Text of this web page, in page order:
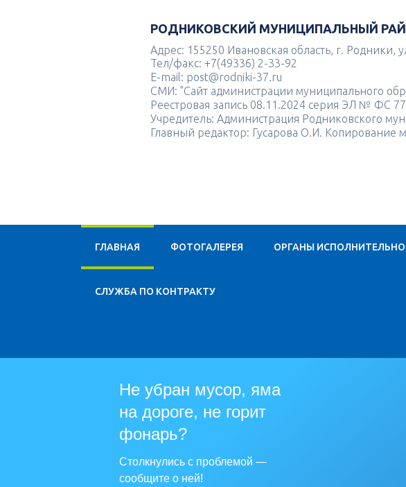
РОДНИКОВСКИЙ МУНИЦИПАЛЬНЫЙ
Адрес: 155250 Ивановская область, г. Родники,
Тел/факс: +7(49336) 2-33-92
E-mail: post@rodniki-37.ru
СМИ: "Сайт администрации муниципального
Реестровая запись 08.11.2024 серия ЭЛ № ФС
Учредитель: Администрация Родниковского
Главный редактор: Гусарова О.И. Копирование
ГЛАВНАЯ ФОТОГАЛЕРЕЯ ОРГАНЫ
CЛУЖБА ПО КОНТРАКТУ
Не убран мусор, яма
на дороге, не горит
фонарь?
Столкнулись с проблемой —
сообщите о ней!